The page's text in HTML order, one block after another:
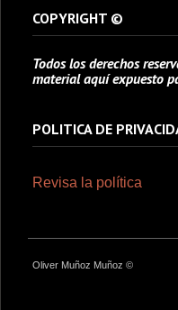
COPYRIGHT ©
Todos los derechos
material aquí expuesto
POLITICA DE
Revisa la política
Oliver Muñoz Muñoz ©